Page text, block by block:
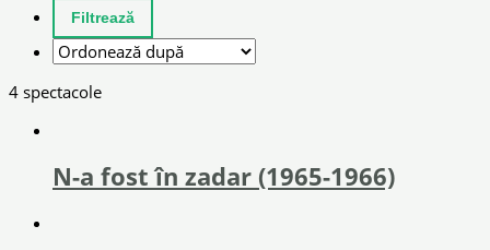
4 spectacole
N-a fost în zadar (1965-1966)